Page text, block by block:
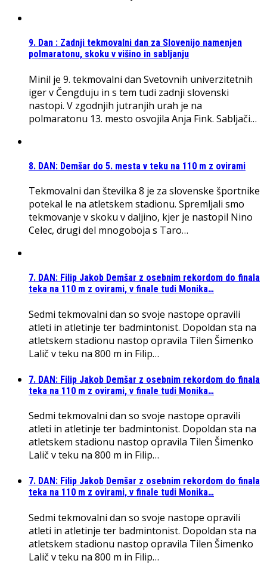
9. Dan : Zadnji tekmovalni dan za Slovenijo namenjen
polmaratonu, skoku v višino in sabljanju
Minil je 9. tekmovalni dan Svetovnih univerzitetnih
iger v Čengduju in s tem tudi zadnji slovenski
nastopi. V zgodnjih jutranjih urah je na
polmaratonu 13. mesto osvojila Anja Fink. Sabljači…
8. DAN: Demšar do 5. mesta v teku na 110 m z ovirami
Tekmovalni dan številka 8 je za slovenske športnike
potekal le na atletskem stadionu. Spremljali smo
tekmovanje v skoku v daljino, kjer je nastopil Nino
Celec, drugi del mnogoboja s Taro…
7. DAN: Filip Jakob Demšar z osebnim rekordom do finala
teka na 110 m z ovirami, v finale tudi Monika…
Sedmi tekmovalni dan so svoje nastope opravili
atleti in atletinje ter badmintonist. Dopoldan sta na
atletskem stadionu nastop opravila Tilen Šimenko
Lalič v teku na 800 m in Filip…
7. DAN: Filip Jakob Demšar z osebnim rekordom do finala
teka na 110 m z ovirami, v finale tudi Monika…
Sedmi tekmovalni dan so svoje nastope opravili
atleti in atletinje ter badmintonist. Dopoldan sta na
atletskem stadionu nastop opravila Tilen Šimenko
Lalič v teku na 800 m in Filip…
7. DAN: Filip Jakob Demšar z osebnim rekordom do finala
teka na 110 m z ovirami, v finale tudi Monika…
Sedmi tekmovalni dan so svoje nastope opravili
atleti in atletinje ter badmintonist. Dopoldan sta na
atletskem stadionu nastop opravila Tilen Šimenko
Lalič v teku na 800 m in Filip…